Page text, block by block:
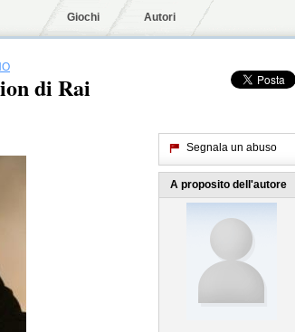
Giochi Autori
di Rai
Segnala un abuso
A proposito dell'autore